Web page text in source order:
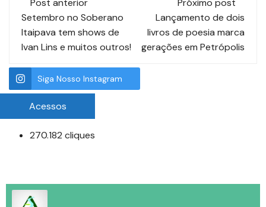
Post anterior
Setembro no Soberano
Itaipava tem shows de
Ivan Lins e muitos outros!
Próximo post
Lançamento de dois
livros de poesia marca
gerações em Petrópolis
Siga Nosso Instagram
Acessos
270.182 cliques